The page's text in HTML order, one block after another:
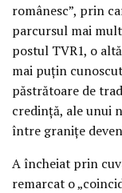
românesc”, prin
parcursul mai
postul TVR1, o
mai puțin
păstrătoare de
credință, ale unui
între granițe
A încheiat prin
remarcat o